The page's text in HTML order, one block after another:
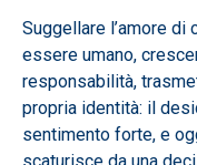
Suggellare l’amore di
essere umano,
responsabilità,
propria identità: il
sentimento forte, e